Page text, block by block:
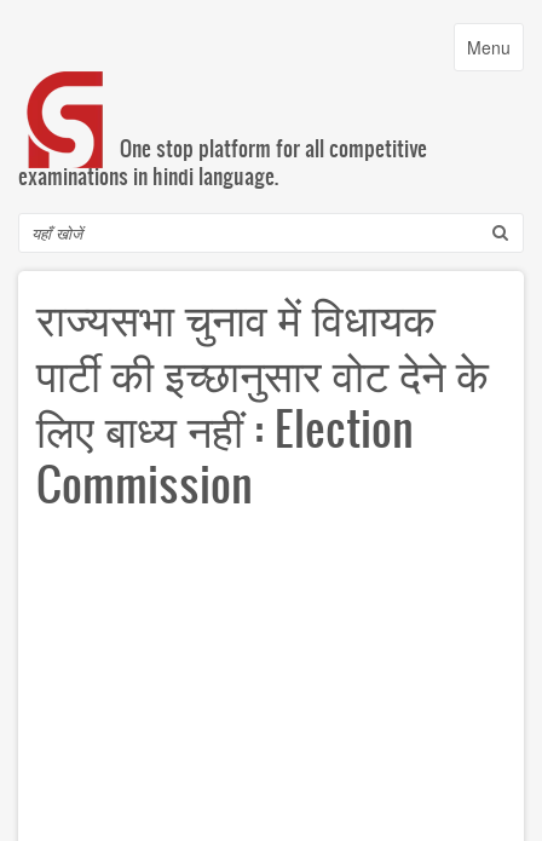
content
Toggle
Menu
One stop platform for all competitive
examinations in hindi language.
Search
राज्यसभा चुनाव में विधायक
पार्टी की इच्छानुसार वोट देने के
लिए बाध्य नहीं : Election
Commission